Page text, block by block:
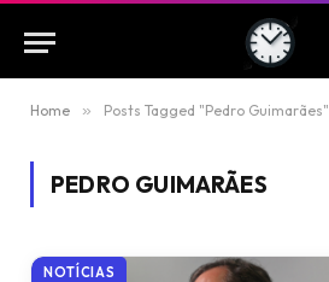
Home » Posts Tagged "Pedro Guimarães"
PEDRO GUIMARÃES
NOTÍCIAS